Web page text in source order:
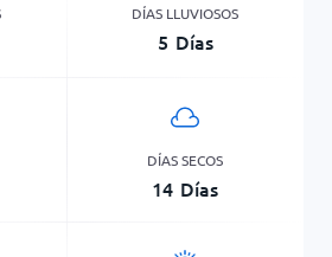
DÍAS LLUVIOSOS
5 Días
DÍAS SECOS
14 Días